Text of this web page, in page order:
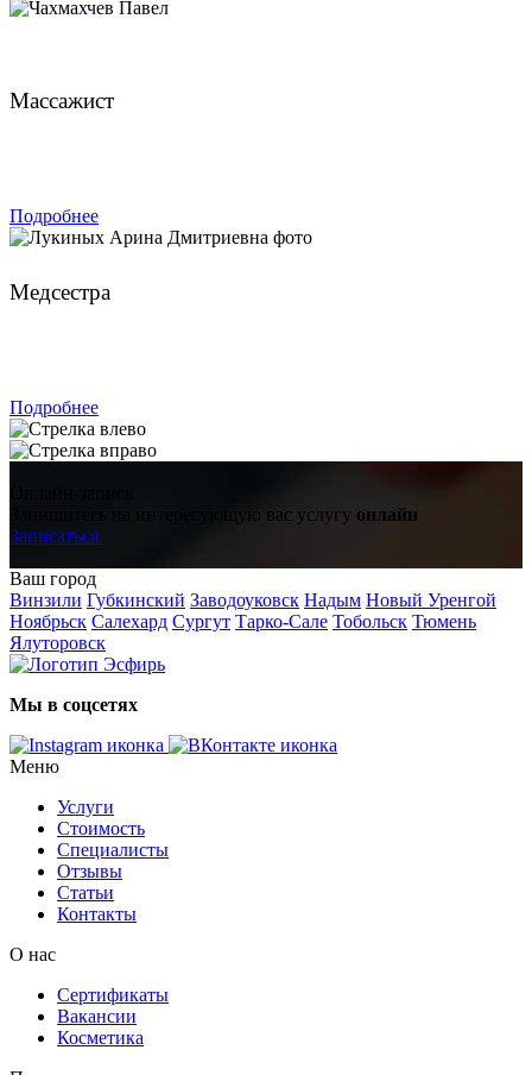
Массажист
Подробнее
Медсестра
Подробнее
Запишитесь на интересующую вас услугу онлайн
Записаться
Ваш город
Винзили Губкинский Заводоуковск Надым Новый Уренгой
Ноябрьск Салехард Сургут Тарко-Сале Тобольск Тюмень
Ялуторовск
Мы в соцсетях
Меню
Услуги
Стоимость
Специалисты
Отзывы
Статьи
Контакты
О нас
Сертификаты
Вакансии
Косметика